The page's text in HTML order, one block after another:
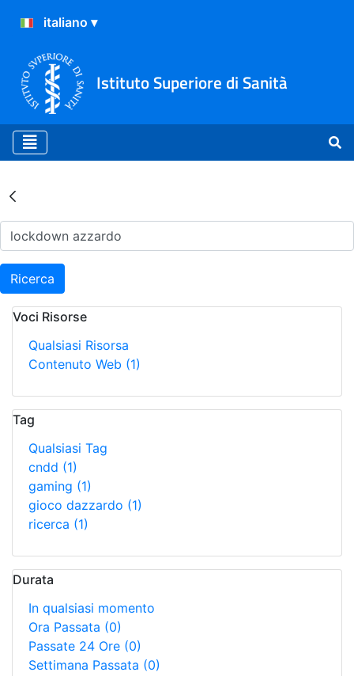
Istituto Superiore di Sanità
Risultati della Ricerca -
Ricerca
Voci Risorse
Qualsiasi Risorsa
Contenuto Web (1)
Tag
Qualsiasi Tag
cndd (1)
gaming (1)
gioco dazzardo (1)
ricerca (1)
Durata
In qualsiasi momento
Ora Passata (0)
Passate 24 Ore (0)
Settimana Passata (0)